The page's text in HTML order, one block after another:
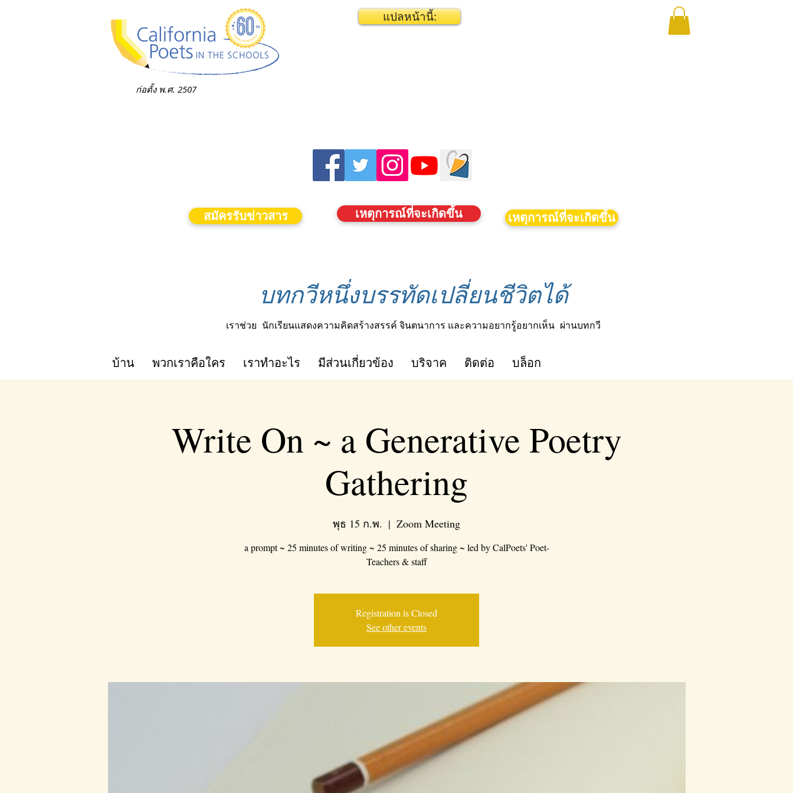
ก่อตั้ง พ.ศ. 2507
แปลหน้านี้:
สมัครรับข่าวสาร เหตุการณ์ที่จะเกิดขึ้น เหตุการณ์ที่จะเกิดขึ้น
บทกวีหนึ่งบรรทัดเปลี่ยนชีวิตได้
เราช่วย นักเรียนแสดงความคิดสร้างสรรค์ จินตนาการ และความอยากรู้อยากเห็น ผ่านบทกวี
บ้าน พวกเราคือใคร เราทำอะไร มีส่วนเกี่ยวข้อง บริจาค ติดต่อ บล็อก
Write On ~ a Generative Poetry
Gathering
พุธ 15 ก.พ.
  |
Zoom Meeting
a prompt ~ 25 minutes of writing ~ 25 minutes of sharing ~ led by CalPoets' Poet-
Teachers & staff
Registration is Closed
See other events